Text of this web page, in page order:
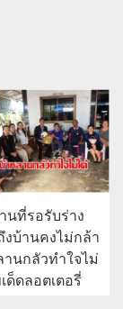
นที่รอรับร่าง
งบ้านคงไม่กล้า
นกลัวทำใจไม่
ด็ดลอตเตอรี่